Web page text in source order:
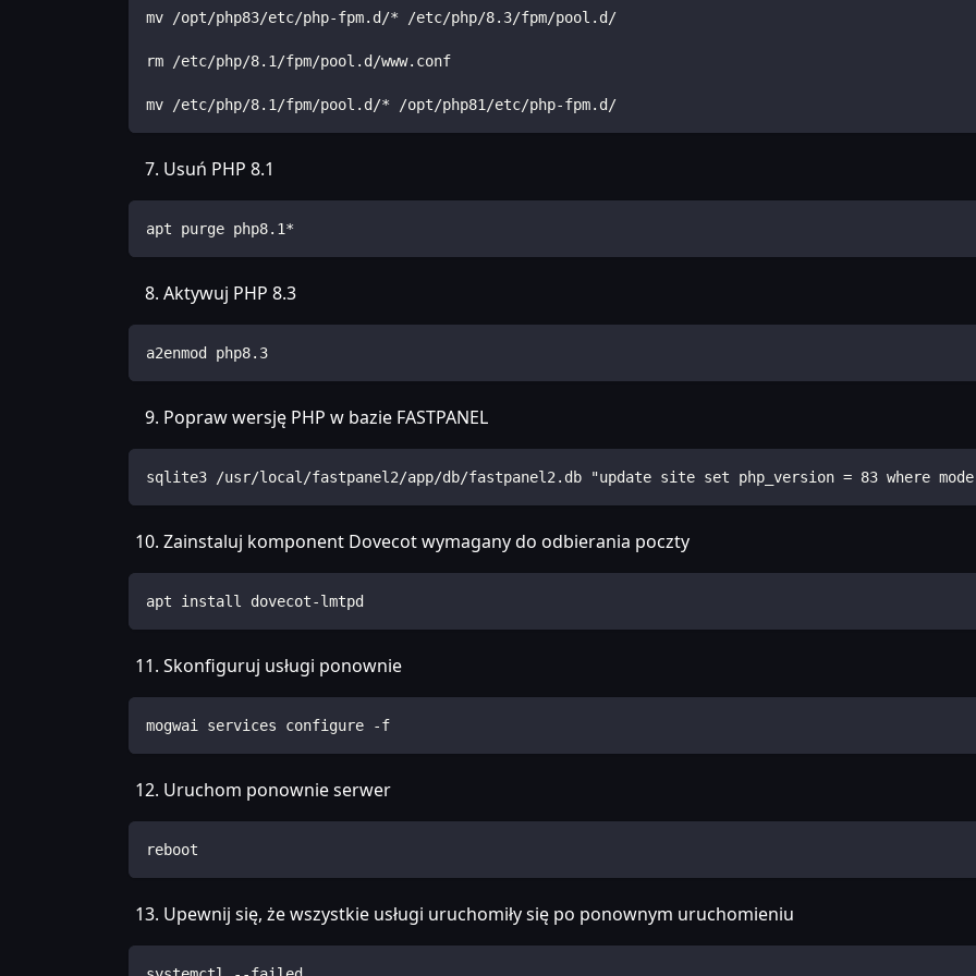
mv /opt/php83/etc/php-fpm.d/* /etc/php/8.3/fpm/pool.d/
rm /etc/php/8.1/fpm/pool.d/www.conf
mv /etc/php/8.1/fpm/pool.d/* /opt/php81/etc/php-fpm.d/
Usuń PHP 8.1
apt purge php8.1*
Aktywuj PHP 8.3
a2enmod php8.3
Popraw wersję PHP w bazie FASTPANEL
sqlite3 /usr/local/fastpanel2/app/db/fastpanel2.db "update site set php_version = 83 where
Zainstaluj komponent Dovecot wymagany do odbierania poczty
apt install dovecot-lmtpd
Skonfiguruj usługi ponownie
mogwai services configure -f
Uruchom ponownie serwer
reboot
Upewnij się, że wszystkie usługi uruchomiły się po ponownym uruchomieniu